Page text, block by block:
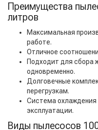
Преимущества
литров
Максимальная
работе.
Отличное
Подходит для сбора
одновременно.
Долговечные
перегрузкам.
Система
эксплуатации.
Виды пылесосов